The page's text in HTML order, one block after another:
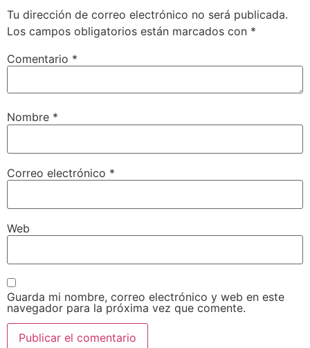
Tu dirección de correo electrónico no será publicada.
Los campos obligatorios están marcados con *
Comentario *
Nombre *
Correo electrónico *
Web
Guarda mi nombre, correo electrónico y web en este
navegador para la próxima vez que comente.